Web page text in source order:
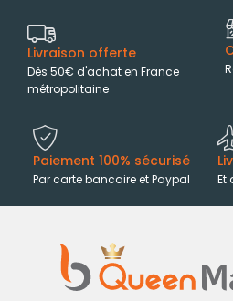
Livraison offerte
Dès 50€ d'achat en France
métropolitaine
Paiement 100% sécurisé
Par carte bancaire et Paypal Et